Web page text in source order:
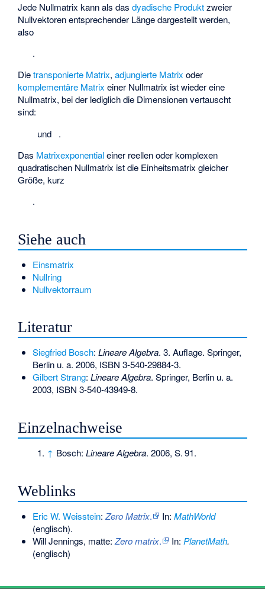
Jede Nullmatrix kann als dasdyadische Produktzweier
Nullvektoren entsprechender Länge dargestellt werden,
also
.
Dietransponierte Matrix,adjungierte Matrix oder
komplementäre Matrix einer Nullmatrix ist wieder eine
Nullmatrix, bei der lediglich die Dimensionen vertauscht
sind:
und .
Das Matrixexponentialeiner reellen oder komplexen
quadratischen Nullmatrix ist die Einheitsmatrixgleicher
Größe, kurz
.
Siehe auch
Einsmatrix
Nullring
Nullvektorraum
Literatur
Siegfried Bosch: Lineare Algebra. 3. Auflage. Springer,
Berlin u. a. 2006, ISBN 3-540-29884-3.
Gilbert Strang: Lineare Algebra. Springer, Berlin u. a.
2003, ISBN 3-540-43949-8.
Einzelnachweise
↑ Bosch:Lineare Algebra. 2006,S.91.
Weblinks
Eric W. Weisstein: Zero Matrix. In: MathWorld
(englisch).
Will Jennings, matte: Zero matrix. In: PlanetMath.
(englisch)